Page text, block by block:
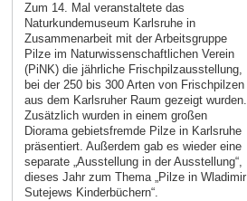
Zum 14. Mal veranstaltete das
Naturkundemuseum Karlsruhe in
Zusammenarbeit mit der Arbeitsgruppe
Pilze im Naturwissenschaftlichen Verein
(PiNK) die jährliche Frischpilzausstellung,
bei der 250 bis 300 Arten von Frischpilzen
aus dem Karlsruher Raum gezeigt wurden.
Zusätzlich wurden in einem großen
Diorama gebietsfremde Pilze in Karlsruhe
präsentiert. Außerdem gab es wieder eine
separate „Ausstellung in der Ausstellung“,
dieses Jahr zum Thema „Pilze in Wladimir
Sutejews Kinderbüchern“.